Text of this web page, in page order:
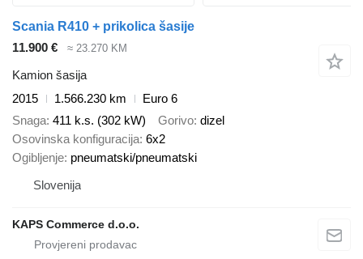
Scania R410 + prikolica šasije
11.900 €
≈ 23.270 KM
Kamion šasija
2015
1.566.230 km
Euro 6
Snaga 411 k.s. (302 kW) Gorivo dizel
Osovinska konfiguracija 6x2
Ogibljenje pneumatski/pneumatski
Slovenija
KAPS Commerce d.o.o.